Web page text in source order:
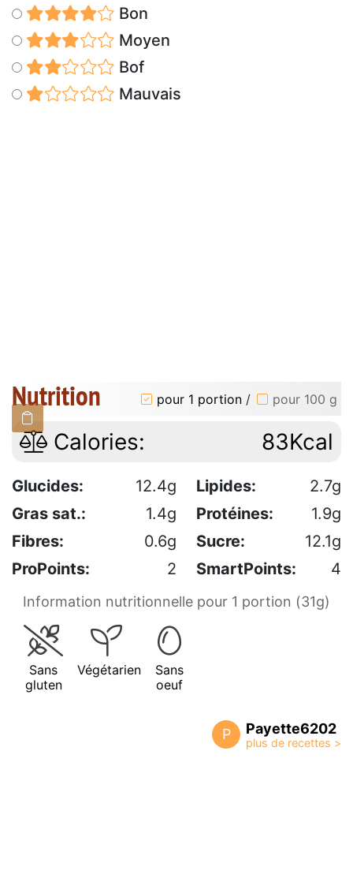
Bon
Moyen
Bof
Mauvais
Nutrition pour 1 portion / pour 100 g
Calories: 83Kcal
Glucides: 12.4g Lipides:
2.7g
Gras sat.:
1.4g Protéines:
1.9g
Fibres:
0.6g Sucre:
12.1g
ProPoints:
2 SmartPoints: 4
Information nutritionnelle pour 1 portion (31g)
Sans
gluten
Végétarien
Sans
oeuf
P Payette6202